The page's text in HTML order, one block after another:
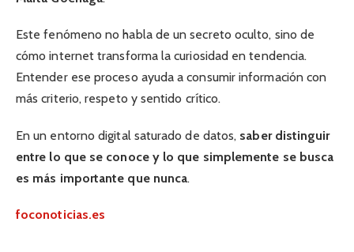
Este fenómeno no habla de un secreto oculto, sino de
cómo internet transforma la curiosidad en tendencia.
Entender ese proceso ayuda a consumir información con
más criterio, respeto y sentido crítico.
En un entorno digital saturado de datos, saber distinguir
entre lo que se conoce y lo que simplemente se busca
es más importante que nunca.
foconoticias.es